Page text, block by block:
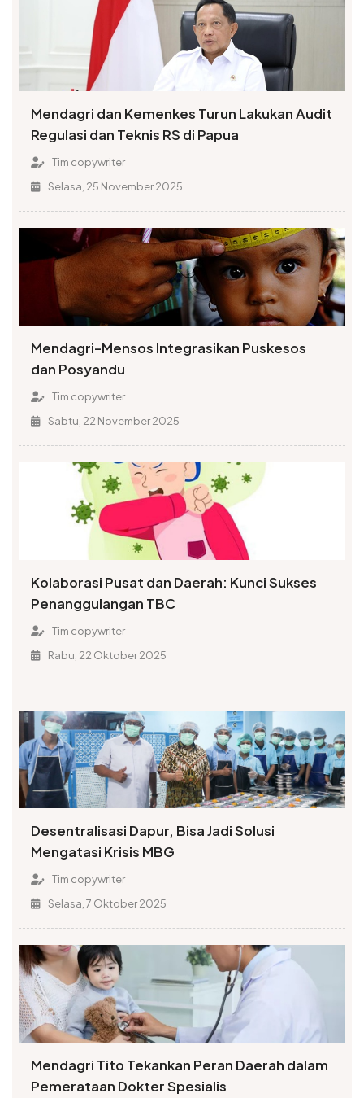
Mendagri dan Kemenkes Turun Lakukan Audit
Regulasi dan Teknis RS di Papua
Tim copywriter
Selasa, 25 November 2025
Mendagri-Mensos Integrasikan Puskesos
dan Posyandu
Tim copywriter
Sabtu, 22 November 2025
Kolaborasi Pusat dan Daerah: Kunci Sukses
Penanggulangan TBC
Tim copywriter
Rabu, 22 Oktober 2025
Desentralisasi Dapur, Bisa Jadi Solusi
Mengatasi Krisis MBG
Tim copywriter
Selasa, 7 Oktober 2025
Mendagri Tito Tekankan Peran Daerah dalam
Pemerataan Dokter Spesialis